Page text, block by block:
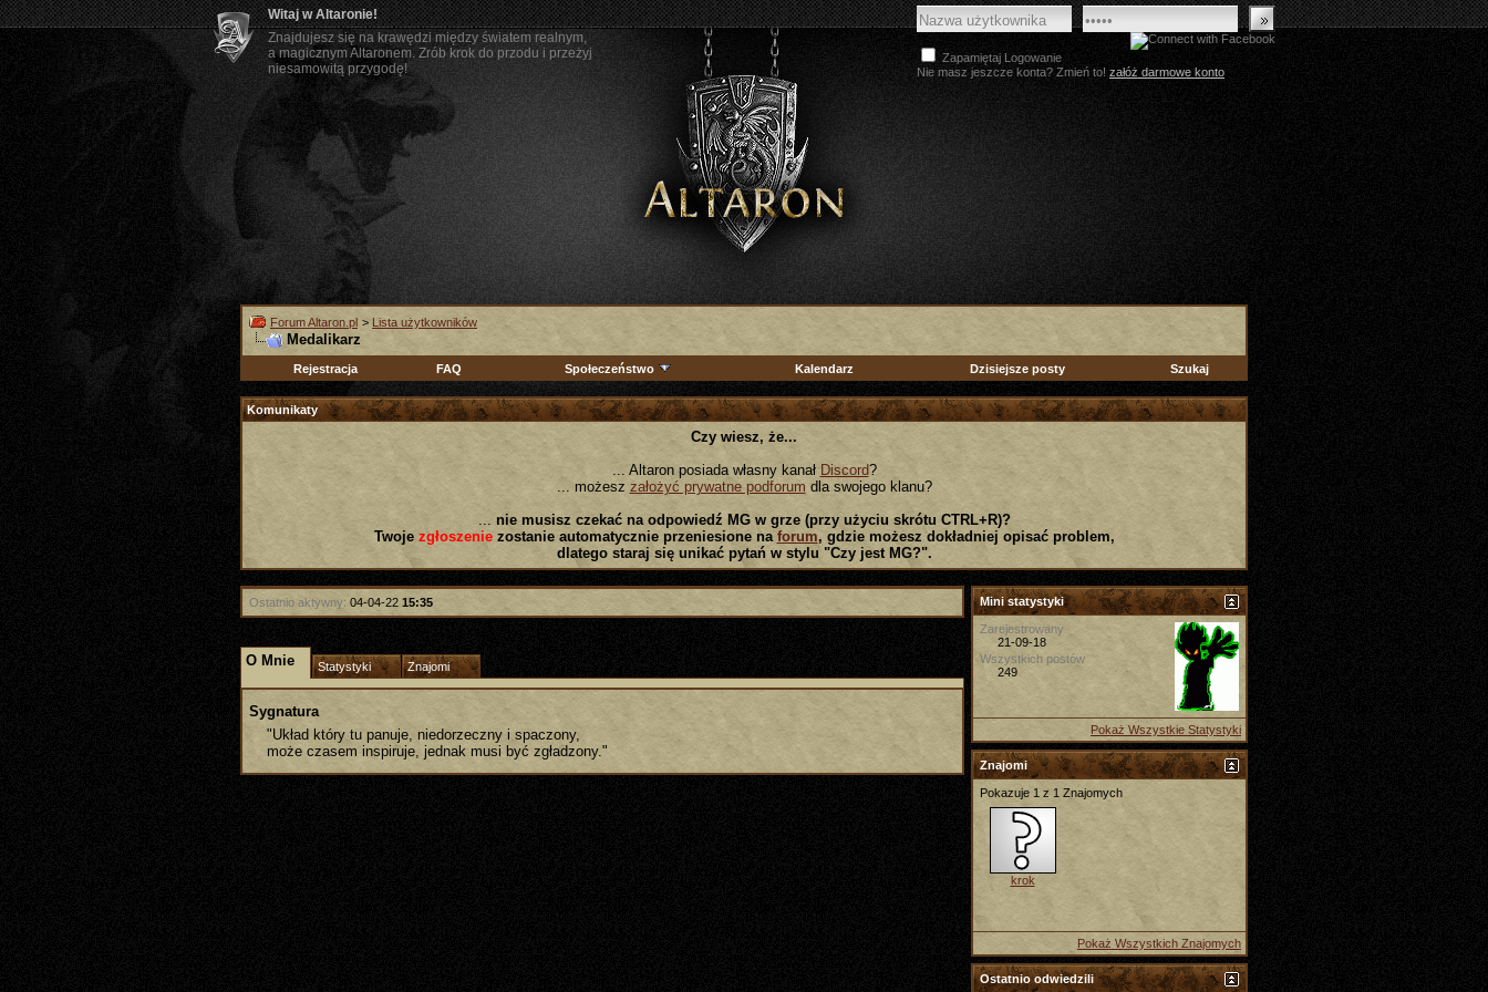
Witaj w Altaronie!
Znajdujesz się na krawędzi między światem realnym,
a magicznym Altaronem. Zrób krok do przodu i przeżyj
niesamowitą przygodę!
Zapamiętaj Logowanie
Nie masz jeszcze konta? Zmień to! załóż darmowe konto
Forum Altaron.pl > Lista użytkowników
Medalikarz
Rejestracja FAQ Społeczeństwo Kalendarz Dzisiejsze posty Szukaj
Komunikaty
Czy wiesz, że...
... Altaron posiada własny kanał Discord?
... możesz założyć prywatne podforum dla swojego klanu?
... nie musisz czekać na odpowiedź MG w grze (przy użyciu skrótu CTRL+R)?
Twoje zgłoszeniezostanie automatycznie przeniesione na forum, gdzie możesz dokładniej opisać problem,
dlatego staraj się unikać pytań w stylu "Czy jest MG?".
Ostatnio aktywny: 04-04-22 15:35
O Mnie Statystyki Znajomi
Sygnatura
"Układ który tu panuje, niedorzeczny i spaczony,
może czasem inspiruje, jednak musi być zgładzony."
Mini statystyki
Zarejestrowany
21-09-18
Wszystkich postów
249
Pokaż Wszystkie Statystyki
Znajomi
Pokazuje 1 z 1 Znajomych
krok
Pokaż Wszystkich Znajomych
Ostatnio odwiedzili